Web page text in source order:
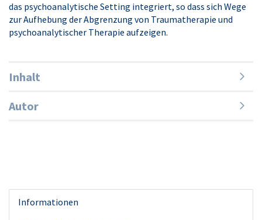
das psychoanalytische Setting integriert, so dass sich Wege
zur Aufhebung der Abgrenzung von Traumatherapie und
psychoanalytischer Therapie aufzeigen.
Inhalt
Autor
Informationen